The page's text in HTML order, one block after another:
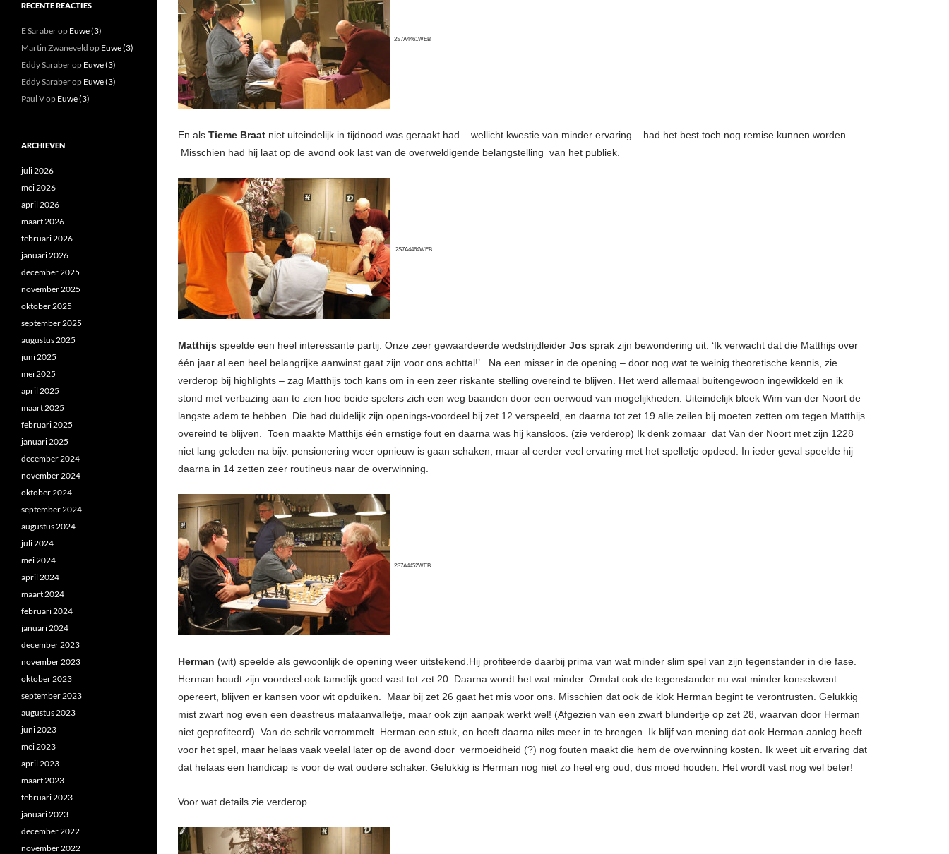
2S7A4461WEB
En als Tieme Braat niet uiteindelijk in tijdnood was geraakt had – wellicht kwestie van minder ervaring – had het best toch nog remise kunnen worden.
Misschien had hij laat op de avond ook last van de overweldigende belangstelling van het publiek.
2S7A4464WEB
Matthijs speelde een heel interessante partij. Onze zeer gewaardeerde wedstrijdleider Jos sprak zijn bewondering uit: ‘Ik verwacht dat die Matthijs over
één jaar al een heel belangrijke aanwinst gaat zijn voor ons achttal!’ Na een misser in de opening – door nog wat te weinig theoretische kennis, zie
verderop bij highlights – zag Matthijs toch kans om in een zeer riskante stelling overeind te blijven. Het werd allemaal buitengewoon ingewikkeld en ik
stond met verbazing aan te zien hoe beide spelers zich een weg baanden door een oerwoud van mogelijkheden. Uiteindelijk bleek Wim van der Noort de
langste adem te hebben. Die had duidelijk zijn openings-voordeel bij zet 12 verspeeld, en daarna tot zet 19 alle zeilen bij moeten zetten om tegen Matthijs
overeind te blijven. Toen maakte Matthijs één ernstige fout en daarna was hij kansloos. (zie verderop) Ik denk zomaar dat Van der Noort met zijn 1228
niet lang geleden na bijv. pensionering weer opnieuw is gaan schaken, maar al eerder veel ervaring met het spelletje opdeed. In ieder geval speelde hij
daarna in 14 zetten zeer routineus naar de overwinning.
2S7A4452WEB
Herman (wit) speelde als gewoonlijk de opening weer uitstekend.Hij profiteerde daarbij prima van wat minder slim spel van zijn tegenstander in die fase.
Herman houdt zijn voordeel ook tamelijk goed vast tot zet 20. Daarna wordt het wat minder. Omdat ook de tegenstander nu wat minder konsekwent
opereert, blijven er kansen voor wit opduiken. Maar bij zet 26 gaat het mis voor ons. Misschien dat ook de klok Herman begint te verontrusten. Gelukkig
mist zwart nog even een deastreus mataanvalletje, maar ook zijn aanpak werkt wel! (Afgezien van een zwart blundertje op zet 28, waarvan door Herman
niet geprofiteerd) Van de schrik verrommelt Herman een stuk, en heeft daarna niks meer in te brengen. Ik blijf van mening dat ook Herman aanleg heeft
voor het spel, maar helaas vaak veelal later op de avond door vermoeidheid (?) nog fouten maakt die hem de overwinning kosten. Ik weet uit ervaring dat
dat helaas een handicap is voor de wat oudere schaker. Gelukkig is Herman nog niet zo heel erg oud, dus moed houden. Het wordt vast nog wel beter!
Voor wat details zie verderop.
RECENTE REACTIES
E Saraberop Euwe (3)
Martin Zwaneveld op Euwe (3)
Eddy Saraberop Euwe (3)
Eddy Saraberop Euwe (3)
Paul Vop Euwe (3)
ARCHIEVEN
juli 2026
mei 2026
april 2026
maart 2026
februari 2026
januari 2026
december 2025
november 2025
oktober 2025
september 2025
augustus 2025
juni 2025
mei 2025
april 2025
maart 2025
februari 2025
januari 2025
december 2024
november 2024
oktober 2024
september 2024
augustus 2024
juli 2024
mei 2024
april 2024
maart 2024
februari 2024
januari 2024
december 2023
november 2023
oktober 2023
september 2023
augustus 2023
juni 2023
mei 2023
april 2023
maart 2023
februari 2023
januari 2023
december 2022
november 2022